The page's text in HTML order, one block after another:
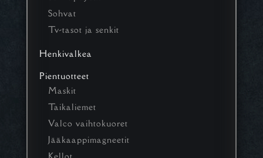
Sohvat
Tv-tasot ja senkit
Henkivalkea
Pientuotteet
Maskit
Taikaliemet
Valco vaihtokuoret
Jääkaappimagneetit
Kellot